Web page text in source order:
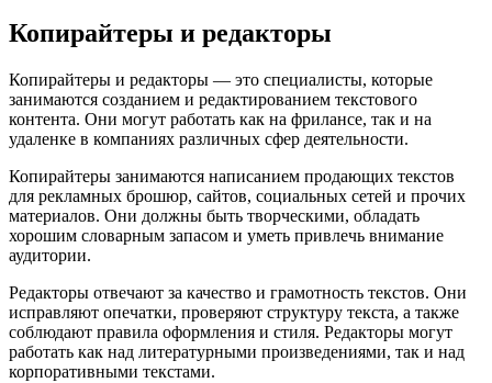
Копирайтеры и редакторы
Копирайтеры и редакторы — это специалисты, которые
занимаются созданием и редактированием текстового
контента. Они могут работать как на фрилансе, так и на
удаленке в компаниях различных сфер деятельности.
Копирайтеры занимаются написанием продающих текстов
для рекламных брошюр, сайтов, социальных сетей и прочих
материалов. Они должны быть творческими, обладать
хорошим словарным запасом и уметь привлечь внимание
аудитории.
Редакторы отвечают за качество и грамотность текстов. Они
исправляют опечатки, проверяют структуру текста, а также
соблюдают правила оформления и стиля. Редакторы могут
работать как над литературными произведениями, так и над
корпоративными текстами.